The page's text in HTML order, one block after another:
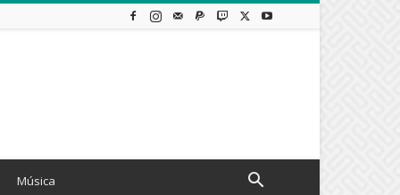
Música